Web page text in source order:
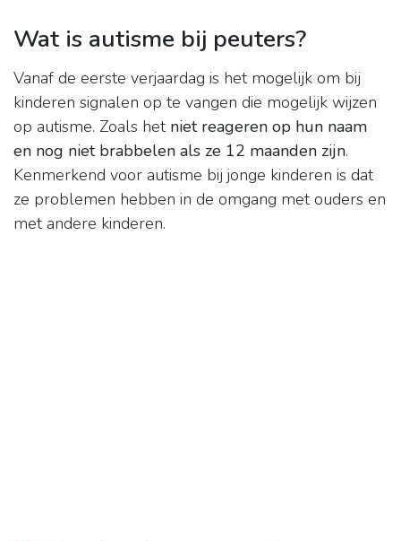
Wat is autisme bij peuters?
Vanaf de eerste verjaardag is het mogelijk om bij
kinderen signalen op te vangen die mogelijk wijzen
op autisme. Zoals het niet reageren op hun naam
en nog niet brabbelen als ze 12 maanden zijn.
Kenmerkend voor autisme bij jonge kinderen is dat
ze problemen hebben in de omgang met ouders en
met andere kinderen.